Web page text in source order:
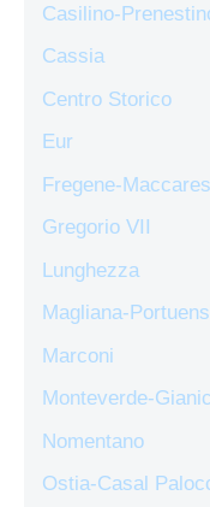
Casilino-
Cassia
Centro Storico
Eur
Fregene-
Gregorio VII
Lunghezza
Magliana-
Marconi
Monteverde-
Nomentano
Ostia-Casal